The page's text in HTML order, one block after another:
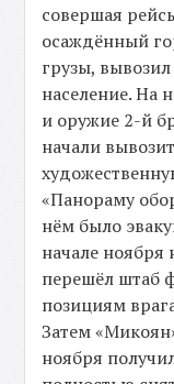
совершая
осаждённый
грузы,
население. На
и оружие 2-й
начали
«Панораму
нём было
начале ноября
перешёл штаб
позициям
Затем
ноября